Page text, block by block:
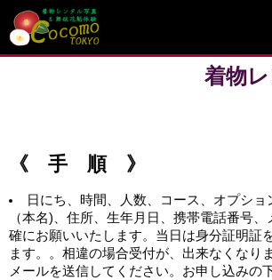
着物
《 手 順 》
日にち、時間、人数、コース、オプシ
（本名)、住所、生年月日、携帯電話番号
確にお願いいたします。当日は身分証明証
ます。。相違の場合受付が、出来なくなり
メールを送信してください。お申し込みの